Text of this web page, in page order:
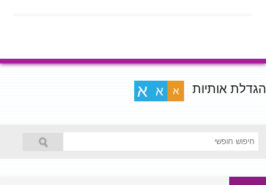
הגדלת אותיות א א א